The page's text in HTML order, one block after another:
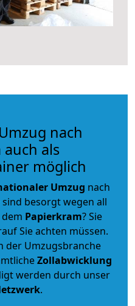
nach
auch als
möglich
Umzug nach
besorgt wegen all
Papierkram? Sie
Sie achten müssen.
der Umzugsbranche
Zollabwicklung
werden durch unser
.